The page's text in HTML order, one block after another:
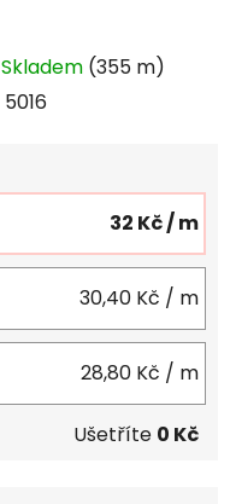
Skladem (355 m)
5016
32 Kč/ m
30,40 Kč / m
28,80 Kč / m
Ušetříte 0 Kč